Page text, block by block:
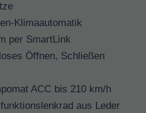
Klimaautomatik
per SmartLink
Öffnen, Schließen
ACC bis 210 km/h
aus Leder